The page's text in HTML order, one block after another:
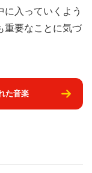
入っていくよう
重要なことに気づ
た音楽